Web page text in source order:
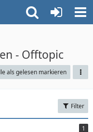
- Offtopic
als gelesen markieren
Filter
1